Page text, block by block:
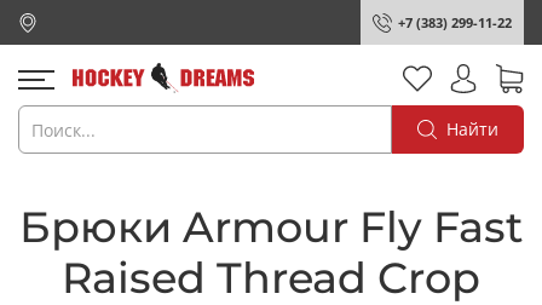
+7 (383) 299-11-22
Найти
Брюки Armour Fly Fast
Raised Thread Crop